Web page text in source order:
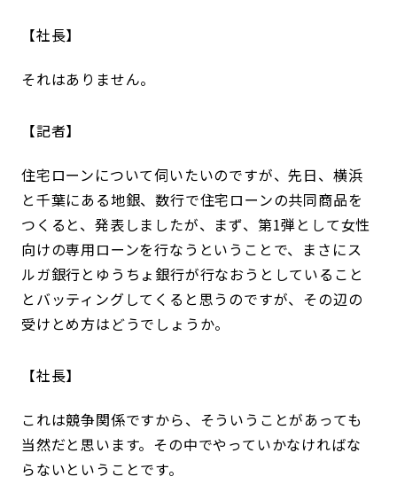
社長
それはありません。
記者
住宅ローンについて伺いたいのですが、先日、横浜
と千葉にある地銀、数行で住宅ローンの共同商品を
つくると、発表しましたが、まず、第1弾として女性
向けの専用ローンを行なうということで、まさにス
ルガ銀行とゆうちょ銀行が行なおうとしていること
とバッティングしてくると思うのですが、その辺の
受けとめ方はどうでしょうか。
社長
これは競争関係ですから、そういうことがあっても
当然だと思います。その中でやっていかなければな
らないということです。